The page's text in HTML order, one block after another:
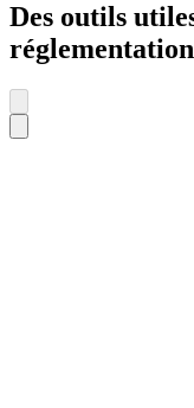
Des outils
réglementation